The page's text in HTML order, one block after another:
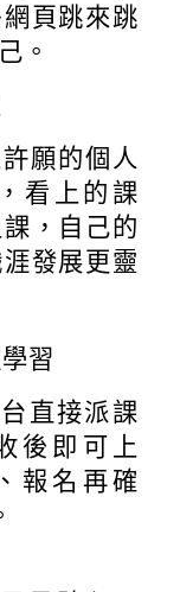
頁跳來跳
。
願的個人
看上的課
，自己的
發展更靈
習
直接派課
後即可上
報名再確